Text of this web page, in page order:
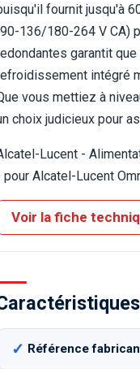
fournit jusqu'à
136/180-264 V CA)
garantit
intégré
vous mettiez à
choix judicieux pour
Lucent -
pour Alcatel-Lucent
Voir la fiche
Référence